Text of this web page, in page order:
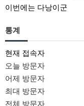
이번에는 다낭이군
통계
현재 접속자
오늘 방문자
어제 방문자
최대 방문자
전체 방문자